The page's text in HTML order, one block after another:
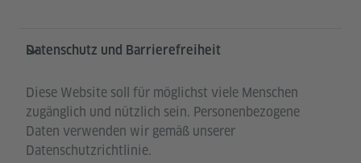
Datenschutz und Barrierefreiheit
Diese Website soll für möglichst viele Menschen
zugänglich und nützlich sein. Personenbezogene
Daten verwenden wir gemäß unserer
Datenschutzrichtlinie.